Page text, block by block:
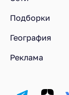
Подборки
География
Реклама